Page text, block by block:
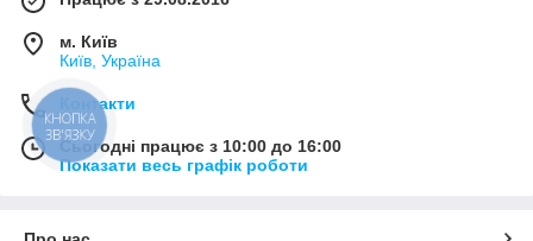
м. Київ
Київ, Україна
Контакти
Сьогодні працює з 10:00 до 16:00
Показати весь графік роботи
КНОПКА
ЗВ'ЯЗКУ